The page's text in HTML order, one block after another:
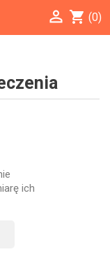
shopping_cart (0)

ich